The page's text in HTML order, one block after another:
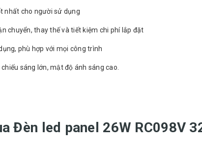
nhất cho người sử dụng
chuyển, thay thế và tiết kiệm chi phí lắp đặt
phù hợp với mọi công trình
sáng lớn, mật độ ánh sáng cao.
Đèn led panel 26W RC098V